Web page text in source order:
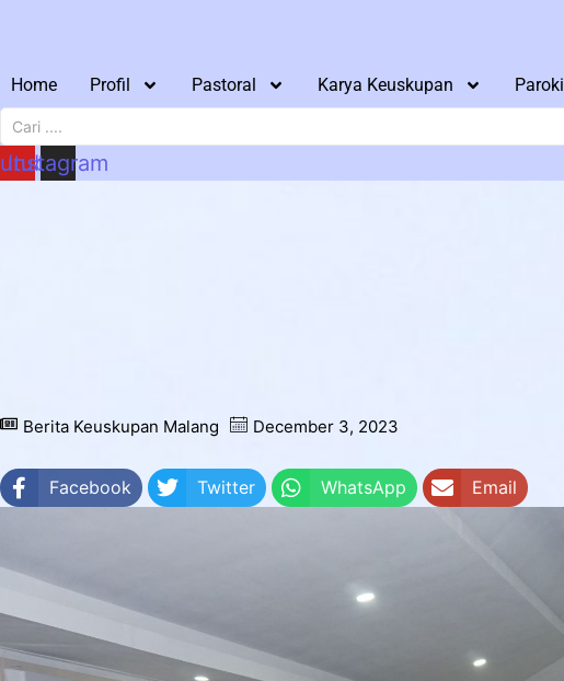
Home Profil Pastoral Karya Keuskupan Paroki
Instagram
Berita Keuskupan Malang December 3, 2023
Facebook
Twitter WhatsApp Email